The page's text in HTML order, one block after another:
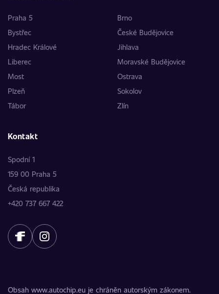
Praha 5
Brno
Bystřec
České Budějovice
Hradec Králové
Jihlava
Liberec
Moravské Budějovice
Most
Ostrava
Plzeň
Sokolov
Tábor
Zlín
Kontakt
Spodní 1
159 00 Praha 5
Česká republika
+420 737 667 422
Obsah www.autochip.eu je chráněn autorským zákonem.